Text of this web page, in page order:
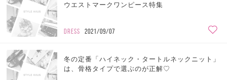
ウエストマークワンピース特集
DRESS 2021/09/07
冬の定番「ハイネック・タートルネックニット」
は、骨格タイプで選ぶのが正解♡